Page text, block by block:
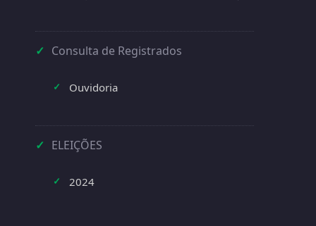
✓ Consulta de Registrados
✓ Ouvidoria
✓ ELEIÇÕES
✓ 2024